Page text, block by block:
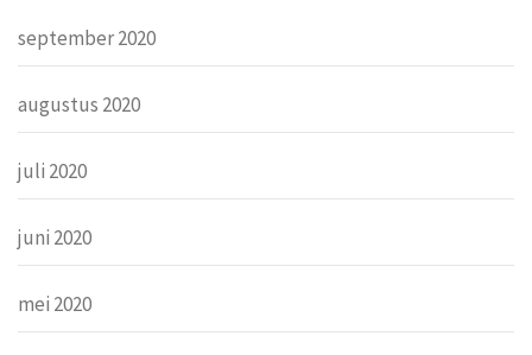
september 2020
augustus 2020
juli 2020
juni 2020
mei 2020